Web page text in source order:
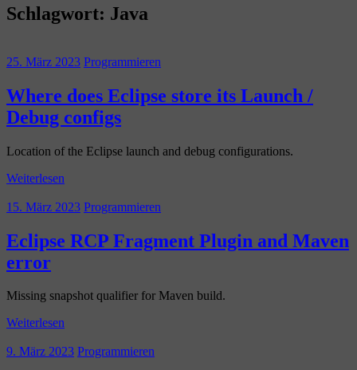
Schlagwort: Java
25. März 2023 Programmieren
Where does Eclipse store its Launch /
Debug configs
Location of the Eclipse launch and debug configurations.
Weiterlesen
15. März 2023 Programmieren
Eclipse RCP Fragment Plugin and Maven
error
Missing snapshot qualifier for Maven build.
Weiterlesen
9. März 2023 Programmieren